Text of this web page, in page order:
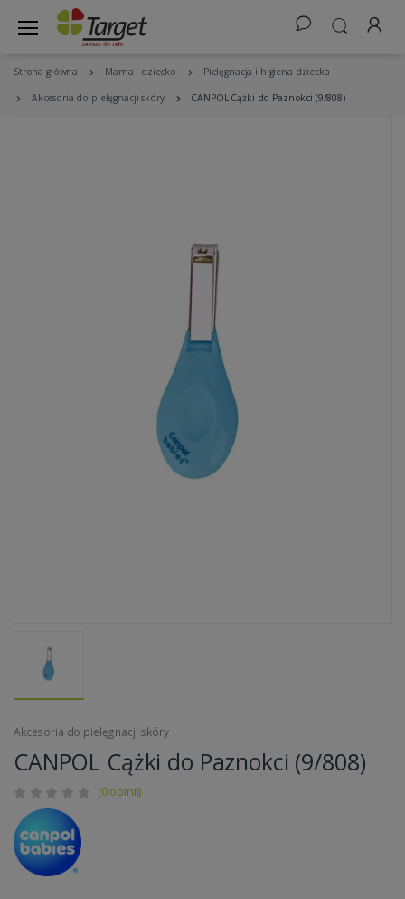
Strona główna Mama i dziecko Pielęgnacja i higiena dziecka
Akcesoria do pielęgnacji skóry CANPOL Cążki do Paznokci (9/808)
Akcesoria do pielęgnacji skóry
CANPOL Cążki do Paznokci (9/808)
(0 opinii)